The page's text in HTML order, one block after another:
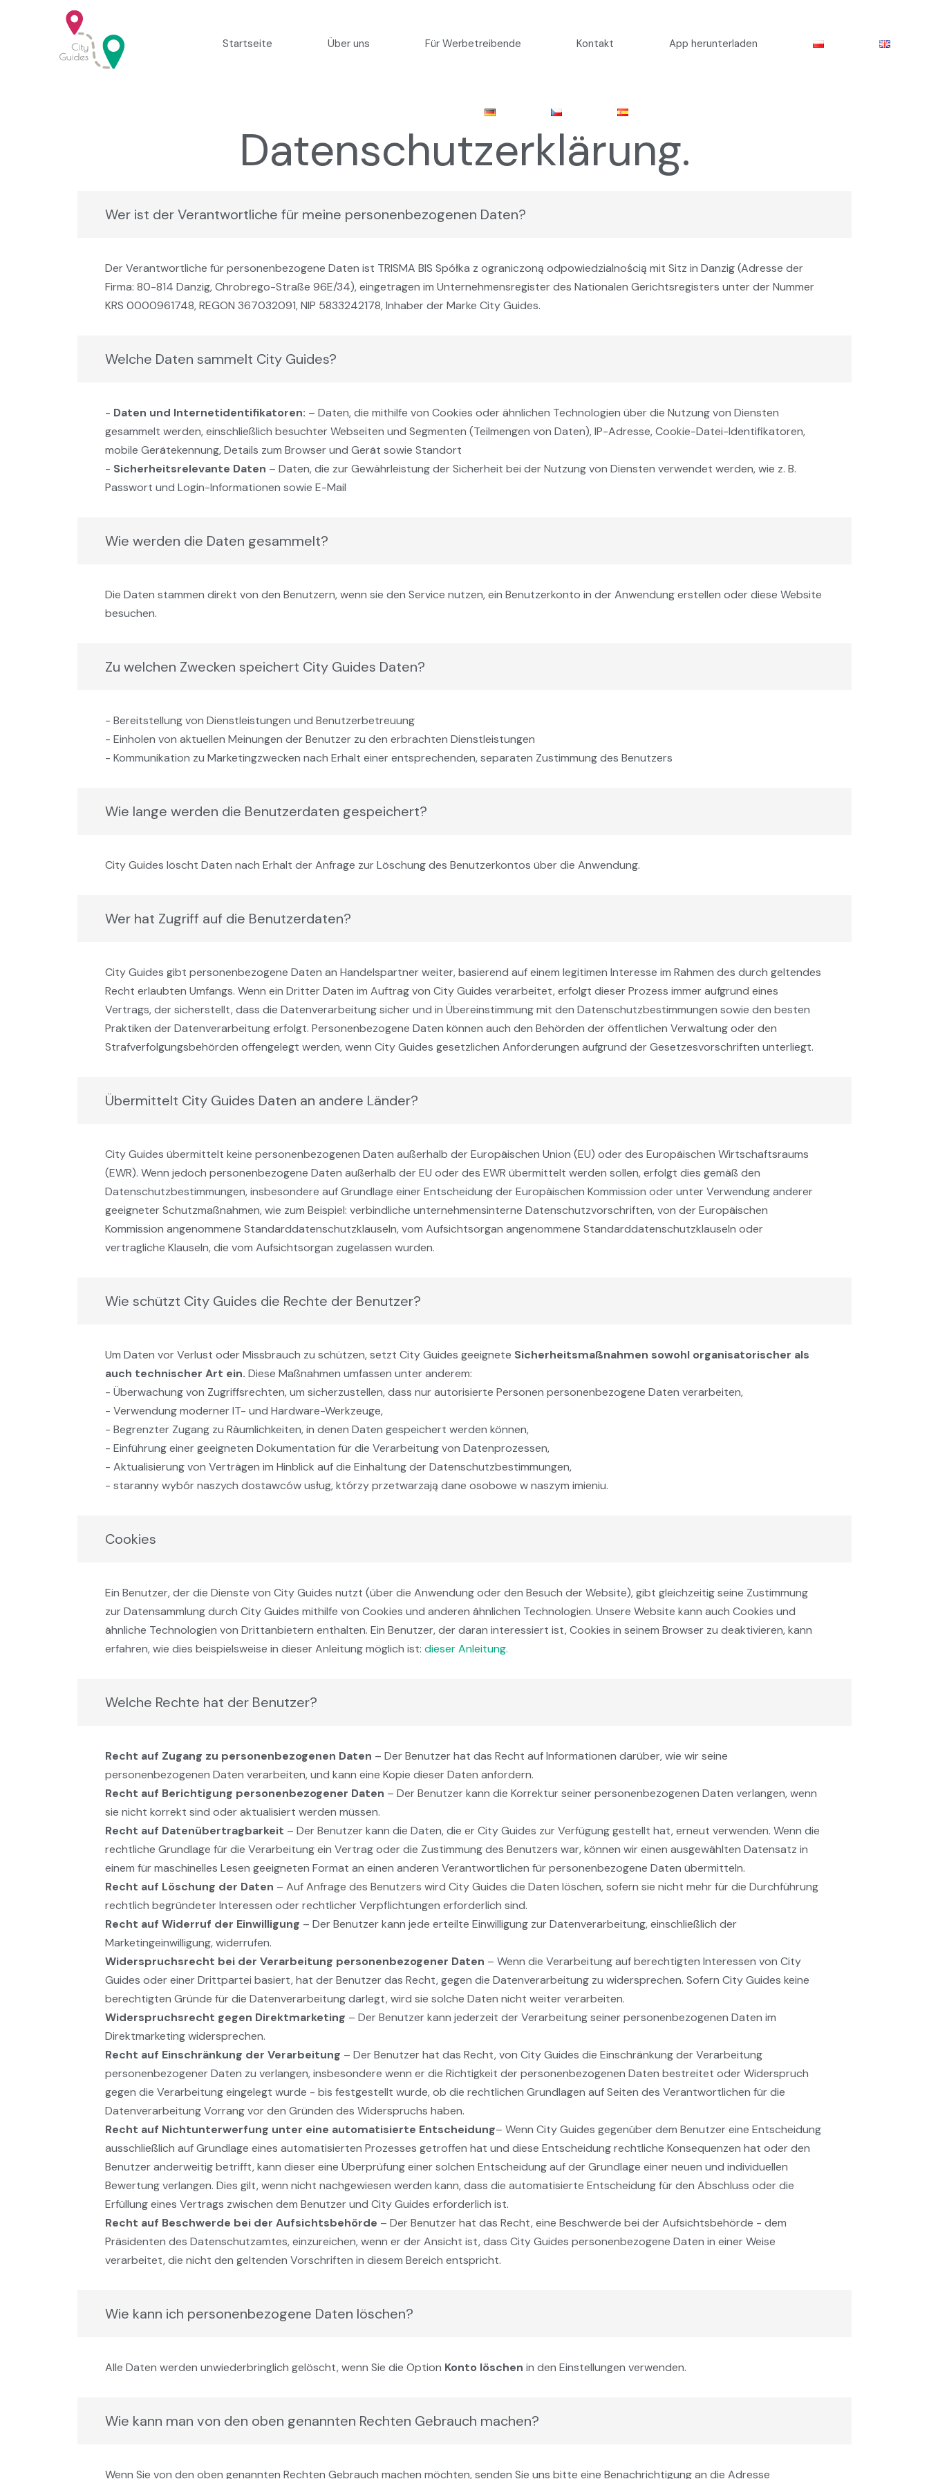
Startseite Über uns Für Werbetreibende Kontakt App herunterladen
Datenschutzerklärung.​
Wer ist der Verantwortliche für meine personenbezogenen Daten?
Der Verantwortliche für personenbezogene Daten ist TRISMA BIS Spółka z ograniczoną odpowiedzialnością mit Sitz in Danzig (Adresse der
Firma: 80-814 Danzig, Chrobrego-Straße 96E/34), eingetragen im Unternehmensregister des Nationalen Gerichtsregisters unter der Nummer
KRS 0000961748, REGON 367032091, NIP 5833242178, Inhaber der Marke City Guides.
Welche Daten sammelt City Guides?
- Daten und Internetidentifikatoren: – Daten, die mithilfe von Cookies oder ähnlichen Technologien über die Nutzung von Diensten
gesammelt werden, einschließlich besuchter Webseiten und Segmenten (Teilmengen von Daten), IP-Adresse, Cookie-Datei-Identifikatoren,
mobile Gerätekennung, Details zum Browser und Gerät sowie Standort
- Sicherheitsrelevante Daten – Daten, die zur Gewährleistung der Sicherheit bei der Nutzung von Diensten verwendet werden, wie z. B.
Passwort und Login-Informationen sowie E-Mail
Wie werden die Daten gesammelt?
Die Daten stammen direkt von den Benutzern, wenn sie den Service nutzen, ein Benutzerkonto in der Anwendung erstellen oder diese Website
besuchen.
Zu welchen Zwecken speichert City Guides Daten?
- Bereitstellung von Dienstleistungen und Benutzerbetreuung
- Einholen von aktuellen Meinungen der Benutzer zu den erbrachten Dienstleistungen
- Kommunikation zu Marketingzwecken nach Erhalt einer entsprechenden, separaten Zustimmung des Benutzers
Wie lange werden die Benutzerdaten gespeichert?
City Guides löscht Daten nach Erhalt der Anfrage zur Löschung des Benutzerkontos über die Anwendung.
Wer hat Zugriff auf die Benutzerdaten?
City Guides gibt personenbezogene Daten an Handelspartner weiter, basierend auf einem legitimen Interesse im Rahmen des durch geltendes
Recht erlaubten Umfangs. Wenn ein Dritter Daten im Auftrag von City Guides verarbeitet, erfolgt dieser Prozess immer aufgrund eines
Vertrags, der sicherstellt, dass die Datenverarbeitung sicher und in Übereinstimmung mit den Datenschutzbestimmungen sowie den besten
Praktiken der Datenverarbeitung erfolgt. Personenbezogene Daten können auch den Behörden der öffentlichen Verwaltung oder den
Strafverfolgungsbehörden offengelegt werden, wenn City Guides gesetzlichen Anforderungen aufgrund der Gesetzesvorschriften unterliegt.
Übermittelt City Guides Daten an andere Länder?
City Guides übermittelt keine personenbezogenen Daten außerhalb der Europäischen Union (EU) oder des Europäischen Wirtschaftsraums
(EWR). Wenn jedoch personenbezogene Daten außerhalb der EU oder des EWR übermittelt werden sollen, erfolgt dies gemäß den
Datenschutzbestimmungen, insbesondere auf Grundlage einer Entscheidung der Europäischen Kommission oder unter Verwendung anderer
geeigneter Schutzmaßnahmen, wie zum Beispiel: verbindliche unternehmensinterne Datenschutzvorschriften, von der Europäischen
Kommission angenommene Standarddatenschutzklauseln, vom Aufsichtsorgan angenommene Standarddatenschutzklauseln oder
vertragliche Klauseln, die vom Aufsichtsorgan zugelassen wurden.
Wie schützt City Guides die Rechte der Benutzer?
Um Daten vor Verlust oder Missbrauch zu schützen, setzt City Guides geeignete Sicherheitsmaßnahmen sowohl organisatorischer als
auch technischer Art ein. Diese Maßnahmen umfassen unter anderem:
- Überwachung von Zugriffsrechten, um sicherzustellen, dass nur autorisierte Personen personenbezogene Daten verarbeiten,
- Verwendung moderner IT- und Hardware-Werkzeuge,
- Begrenzter Zugang zu Räumlichkeiten, in denen Daten gespeichert werden können,
- Einführung einer geeigneten Dokumentation für die Verarbeitung von Datenprozessen,
- Aktualisierung von Verträgen im Hinblick auf die Einhaltung der Datenschutzbestimmungen,
- staranny wybór naszych dostawców usług, którzy przetwarzają dane osobowe w naszym imieniu.
Cookies
Ein Benutzer, der die Dienste von City Guides nutzt (über die Anwendung oder den Besuch der Website), gibt gleichzeitig seine Zustimmung
zur Datensammlung durch City Guides mithilfe von Cookies und anderen ähnlichen Technologien. Unsere Website kann auch Cookies und
ähnliche Technologien von Drittanbietern enthalten. Ein Benutzer, der daran interessiert ist, Cookies in seinem Browser zu deaktivieren, kann
erfahren, wie dies beispielsweise in dieser Anleitung möglich ist: dieser Anleitung.
Welche Rechte hat der Benutzer?
Recht auf Zugang zu personenbezogenen Daten – Der Benutzer hat das Recht auf Informationen darüber, wie wir seine
personenbezogenen Daten verarbeiten, und kann eine Kopie dieser Daten anfordern.
Recht auf Berichtigung personenbezogener Daten – Der Benutzer kann die Korrektur seiner personenbezogenen Daten verlangen, wenn
sie nicht korrekt sind oder aktualisiert werden müssen.
Recht auf Datenübertragbarkeit – Der Benutzer kann die Daten, die er City Guides zur Verfügung gestellt hat, erneut verwenden. Wenn die
rechtliche Grundlage für die Verarbeitung ein Vertrag oder die Zustimmung des Benutzers war, können wir einen ausgewählten Datensatz in
einem für maschinelles Lesen geeigneten Format an einen anderen Verantwortlichen für personenbezogene Daten übermitteln.
Recht auf Löschung der Daten – Auf Anfrage des Benutzers wird City Guides die Daten löschen, sofern sie nicht mehr für die Durchführung
rechtlich begründeter Interessen oder rechtlicher Verpflichtungen erforderlich sind.
Recht auf Widerruf der Einwilligung – Der Benutzer kann jede erteilte Einwilligung zur Datenverarbeitung, einschließlich der
Marketingeinwilligung, widerrufen.
Widerspruchsrecht bei der Verarbeitung personenbezogener Daten – Wenn die Verarbeitung auf berechtigten Interessen von City
Guides oder einer Drittpartei basiert, hat der Benutzer das Recht, gegen die Datenverarbeitung zu widersprechen. Sofern City Guides keine
berechtigten Gründe für die Datenverarbeitung darlegt, wird sie solche Daten nicht weiter verarbeiten.
Widerspruchsrecht gegen Direktmarketing – Der Benutzer kann jederzeit der Verarbeitung seiner personenbezogenen Daten im
Direktmarketing widersprechen.
Recht auf Einschränkung der Verarbeitung – Der Benutzer hat das Recht, von City Guides die Einschränkung der Verarbeitung
personenbezogener Daten zu verlangen, insbesondere wenn er die Richtigkeit der personenbezogenen Daten bestreitet oder Widerspruch
gegen die Verarbeitung eingelegt wurde - bis festgestellt wurde, ob die rechtlichen Grundlagen auf Seiten des Verantwortlichen für die
Datenverarbeitung Vorrang vor den Gründen des Widerspruchs haben.
Recht auf Nichtunterwerfung unter eine automatisierte Entscheidung– Wenn City Guides gegenüber dem Benutzer eine Entscheidung
ausschließlich auf Grundlage eines automatisierten Prozesses getroffen hat und diese Entscheidung rechtliche Konsequenzen hat oder den
Benutzer anderweitig betrifft, kann dieser eine Überprüfung einer solchen Entscheidung auf der Grundlage einer neuen und individuellen
Bewertung verlangen. Dies gilt, wenn nicht nachgewiesen werden kann, dass die automatisierte Entscheidung für den Abschluss oder die
Erfüllung eines Vertrags zwischen dem Benutzer und City Guides erforderlich ist.
Recht auf Beschwerde bei der Aufsichtsbehörde – Der Benutzer hat das Recht, eine Beschwerde bei der Aufsichtsbehörde - dem
Präsidenten des Datenschutzamtes, einzureichen, wenn er der Ansicht ist, dass City Guides personenbezogene Daten in einer Weise
verarbeitet, die nicht den geltenden Vorschriften in diesem Bereich entspricht.
Wie kann ich personenbezogene Daten löschen?
Alle Daten werden unwiederbringlich gelöscht, wenn Sie die Option Konto löschen in den Einstellungen verwenden.
Wie kann man von den oben genannten Rechten Gebrauch machen?
Wenn Sie von den oben genannten Rechten Gebrauch machen möchten, senden Sie uns bitte eine Benachrichtigung an die Adresse